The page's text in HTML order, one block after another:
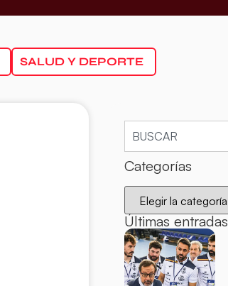
SALUD Y DEPORTE
Categorías
Últimas entradas